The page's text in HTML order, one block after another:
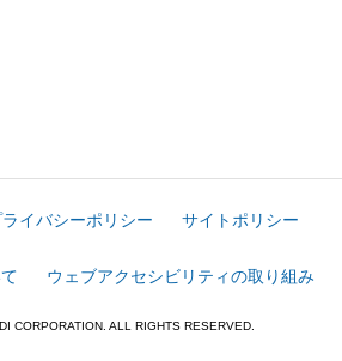
ライバシーポリシー サイトポリシー
ウェブアクセシビリティの取り組み
CORPORATION. ALL RIGHTS RESERVED.